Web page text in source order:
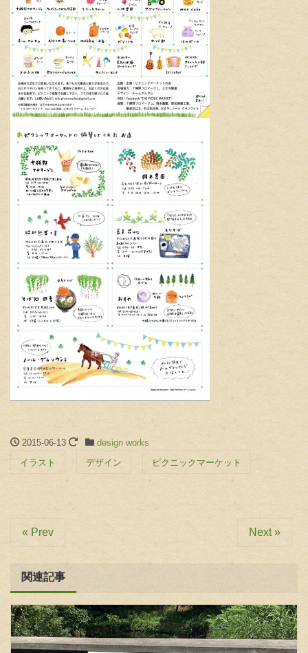
2015-06-13
design works
イラスト
デザイン ピクニックマーケット
« Prev Next »
関連記事